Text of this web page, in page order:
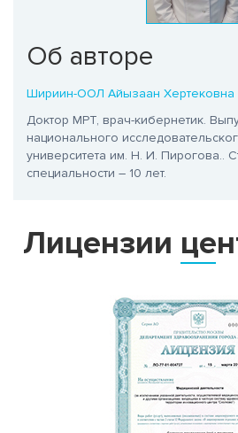
Об авторе
Шириин-ООЛ Айызаан Хертековна
Доктор МРТ, врач-кибернетик.
национального
университета им. Н. И. Пирогова..
специальности – 10 лет.
Лицензии